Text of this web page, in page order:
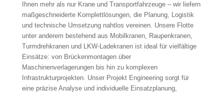
Ihnen mehr als nur Krane und Transportfahrzeuge – wir liefern
maßgeschneiderte Komplettlösungen, die Planung, Logistik
und technische Umsetzung nahtlos vereinen. Unsere Flotte
unter anderem bestehend aus Mobilkranen, Raupenkranen,
Turmdrehkranen und LKW-Ladekranen ist ideal für vielfältige
Einsätze: von Brückenmontagen über
Maschinenverlagerungen bis hin zu komplexen
Infrastrukturprojekten. Unser Projekt Engineering sorgt für
eine präzise Analyse und individuelle Einsatzplanung,